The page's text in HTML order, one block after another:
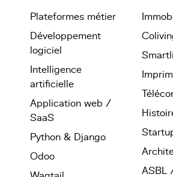
Plateformes métier
Développement
logiciel
Intelligence
artificielle
Application web /
SaaS
Python & Django
Odoo
ASBL